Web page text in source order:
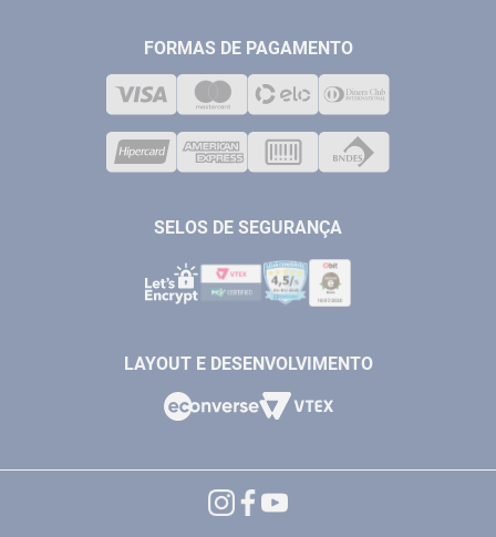
COMPRESSORES
VENDAS ONLINE@ANTFERRAMENTAS.COM.BR
SAC@ANTFERRAMENTAS.COM.BR
FORMAS DE PAGAMENTO
SELOS DE SEGURANÇA
LAYOUT E DESENVOLVIMENTO